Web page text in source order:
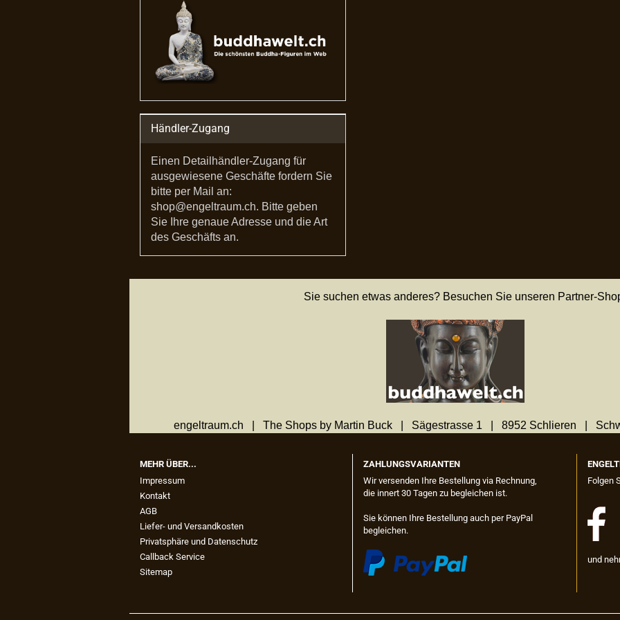
Händler-Zugang
Einen Detailhändler-Zugang für
ausgewiesene Geschäfte fordern Sie
bitte per Mail an:
shop@engeltraum.ch. Bitte geben
Sie Ihre genaue Adresse und die Art
des Geschäfts an.
Sie suchen etwas anderes? Besuchen Sie unseren Partner-
engeltraum.ch | The Shops by Martin Buck | Sägestrasse 1 | 8952 Schlieren |
MEHR ÜBER...
Impressum
Kontakt
AGB
Liefer- und Versandkosten
Privatsphäre und Datenschutz
Callback Service
Sitemap
ZAHLUNGSVARIANTEN
Wir versenden Ihre Bestellung via Rechnung,
die innert 30 Tagen zu begleichen ist.
Sie können Ihre Bestellung auch per PayPal
begleichen.
Folgen
und